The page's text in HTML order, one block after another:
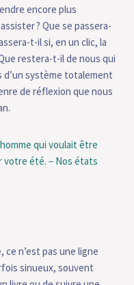
encore plus
? Que se passera-
t-il si, en un clic, la
restera-t-il de nous qui
système totalement
de réflexion que nous
qui voulait être
votre été. – Nos états
ce n’est pas une ligne
sinueux, souvent